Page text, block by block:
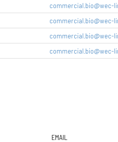
commercial.bio@wec-
commercial.bio@wec-
commercial.bio@wec-
commercial.bio@wec-
EMAIL